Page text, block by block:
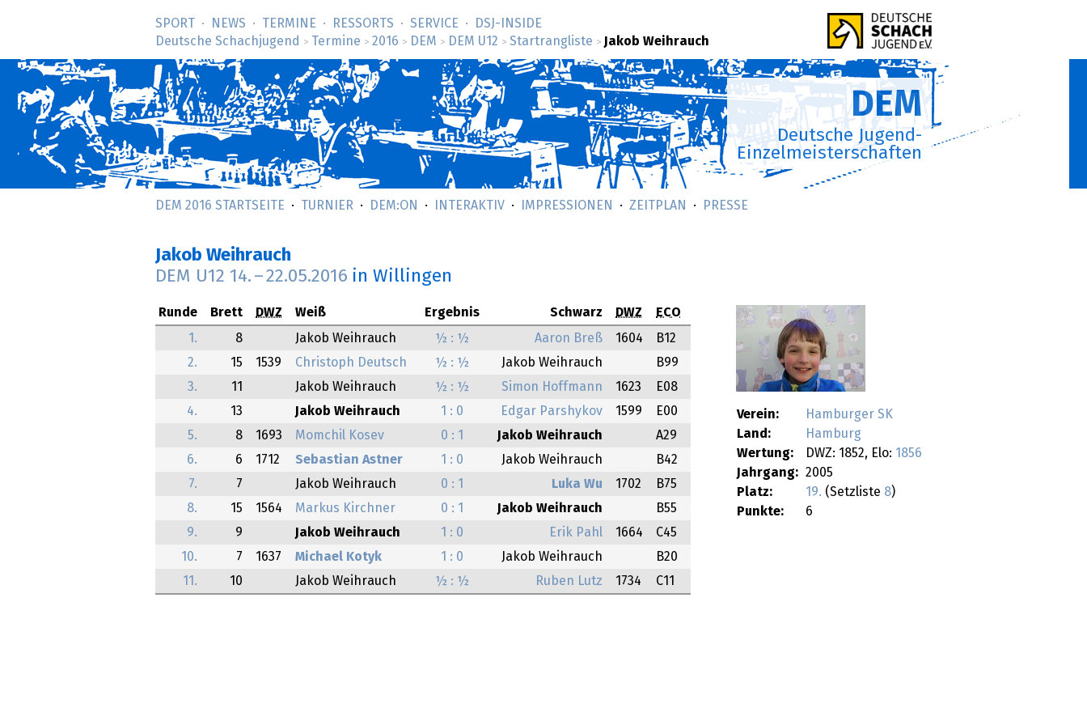
SPORT NEWS TERMINE RESSORTS SERVICE
DSJ-­INSIDE
Deutsche Schachjugend
> Termine > 2016 > DEM > DEM U12 > Startrangliste > Jakob Weihrauch
DEM
Deutsche Jugend-
Einzelmeisterschaften
DEM 2016 STARTSEITE TURNIER DEM:ON INTERAKTIV IMPRESSIONEN ZEITPLAN PRESSE
Jakob Weihrauch
DEM U12 14. –22.05.2016 in Willingen
Verein:
Hamburger SK
Land:
Hamburg
Wertung:
DWZ: 1852, Elo: 1856
Jahrgang: 2005
Platz:
19. (Setzliste 8)
Punkte:
6
Runde Brett DWZ Weiß Ergebnis Schwarz DWZ
ECO
1.
8 Jakob Weihrauch ½ : ½ Aaron Breß 1604
B12
2.
15 1539 Christoph Deutsch ½ : ½ Jakob Weihrauch
B99
3.
11 Jakob Weihrauch ½ : ½ Simon Hoffmann 1623
E08
4.
13 Jakob Weihrauch 1 : 0 Edgar Parshykov 1599
E00
5.
8 1693 Momchil Kosev 0 : 1 Jakob Weihrauch
A29
6.
6 1712 Sebastian Astner 1 : 0 Jakob Weihrauch
B42
7.
7 Jakob Weihrauch 0 : 1 Luka Wu 1702
B75
8.
15 1564 Markus Kirchner 0 : 1 Jakob Weihrauch
B55
9.
9 Jakob Weihrauch 1 : 0 Erik Pahl 1664
C45
10.
7 1637 Michael Kotyk 1 : 0 Jakob Weihrauch
B20
11.
10 Jakob Weihrauch ½ : ½ Ruben Lutz 1734 C11